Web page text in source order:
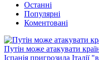
Останні
Популярні
Коментовані
Путін може атакувати
Іспанія пригрозила